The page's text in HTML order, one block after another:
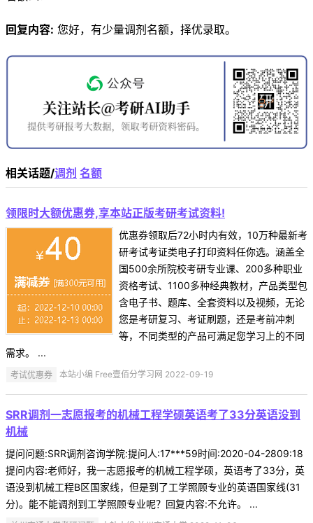
回复内容: 您好，有少量调剂名额，择优录取。
相关话题/调剂 名额
领限时大额优惠券,享本站正版考研考试资料!
优惠券领取后72小时内有效，10万种最新考
研考试考证类电子打印资料任你选。涵盖全
国500余所院校考研专业课、200多种职业
资格考试、1100多种经典教材，产品类型包
含电子书、题库、全套资料以及视频，无论
您是考研复习、考证刷题，还是考前冲刺
等，不同类型的产品可满足您学习上的不同
需求。 ...
考试优惠券 本站小编 Free壹佰分学习网 2022-09-19
SRR调剂一志愿报考的机械工程学硕英语考了33分英语没到
机械
提问问题:SRR调剂咨询学院:提问人:17***59时间:2020-04-2809:18
提问内容:老师好，我一志愿报考的机械工程学硕，英语考了33分，英
语没到机械工程B区国家线，但是到了工学照顾专业的英语国家线(31
分)。能不能调剂到工学照顾专业呢？回复内容:不允许。 ...